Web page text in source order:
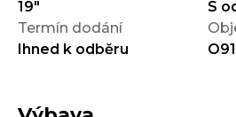
19"
S
Termín dodání
Ihned k odběru